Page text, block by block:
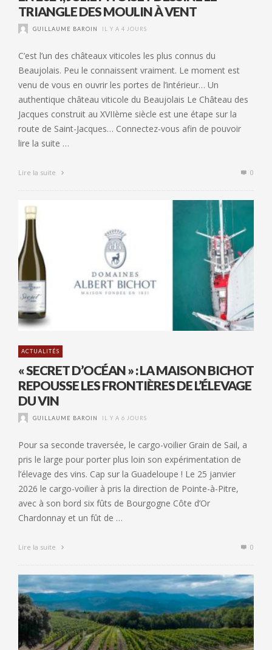
TRIANGLE DES MOULIN À VENT
GUILLAUME BAROIN IL Y A 4 JOURS
C’est l’un des châteaux viticoles les plus connus du
Beaujolais. Peu le connaissent vraiment. Le moment est
venu de vous en ouvrir les portes de l’intérieur… Un
authentique château viticole du Beaujolais Le Château des
Jacques construit au XVIIème siècle est une étape sur la
route de Saint-Jacques… Connectez-vous afin de pouvoir
lire la suite …
Lire la suite 0
ACTUALITÉS
« SECRET D’OCÉAN » : LA MAISON BICHOT
REPOUSSE LES FRONTIÈRES DE L’ÉLEVAGE
DU VIN
GUILLAUME BAROIN IL Y A 6 JOURS
Pour sa seconde traversée, le cargo-voilier Grain de Sail, a
pris le large pour porter plus loin son expérimentation de
l’élevage des vins. Cap sur la Guadeloupe ! Le 25 janvier
2026 le cargo-voilier à pris la direction de Pointe-à-Pitre,
avec à son bord six fûts de Bourgogne Côte d’Or
Chardonnay et un fût de …
Lire la suite 0